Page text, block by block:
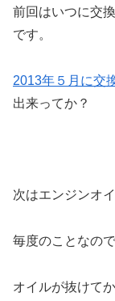
前回はいつに交
です。
2013年５月に交
出来ってか？
次はエンジンオ
毎度のことなの
オイルが抜けて